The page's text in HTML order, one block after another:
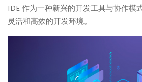
IDE 作为一种新兴的开发工具与协作模
灵活和高效的开发环境。